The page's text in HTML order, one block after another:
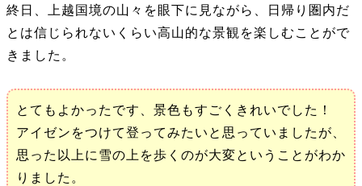
終日、上越国境の山々を眼下に見ながら、日帰り圏内だ
とは信じられないくらい高山的な景観を楽しむことがで
きました。
とてもよかったです、景色もすごくきれいでした！
アイゼンをつけて登ってみたいと思っていましたが、
思った以上に雪の上を歩くのが大変ということがわか
りました。